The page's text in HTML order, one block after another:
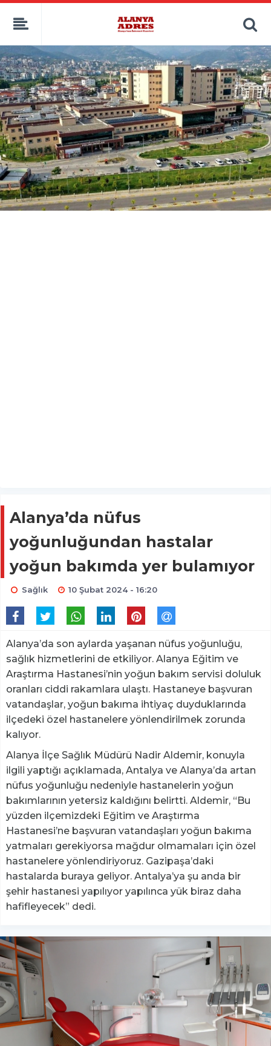
kaçak bahis
deneme bonusu
canlı bahis siteleri
deneme bonusu veren siteler
bahis siteleri
porno izle
Alanya’da nüfus
yoğunluğundan hastalar
yoğun bakımda yer bulamıyor
Sağlık 10 Şubat 2024 - 16:20
Alanya’da son aylarda yaşanan nüfus yoğunluğu,
sağlık hizmetlerini de etkiliyor. Alanya Eğitim ve
Araştırma Hastanesi’nin yoğun bakım servisi doluluk
oranları ciddi rakamlara ulaştı. Hastaneye başvuran
vatandaşlar, yoğun bakıma ihtiyaç duyduklarında
ilçedeki özel hastanelere yönlendirilmek zorunda
kalıyor.
Alanya İlçe Sağlık Müdürü Nadir Aldemir, konuyla
ilgili yaptığı açıklamada, Antalya ve Alanya’da artan
nüfus yoğunluğu nedeniyle hastanelerin yoğun
bakımlarının yetersiz kaldığını belirtti. Aldemir, “Bu
yüzden ilçemizdeki Eğitim ve Araştırma
Hastanesi’ne başvuran vatandaşları yoğun bakıma
yatmaları gerekiyorsa mağdur olmamaları için özel
hastanelere yönlendiriyoruz. Gazipaşa’daki
hastalarda buraya geliyor. Antalya’ya şu anda bir
şehir hastanesi yapılıyor yapılınca yük biraz daha
hafifleyecek” dedi.